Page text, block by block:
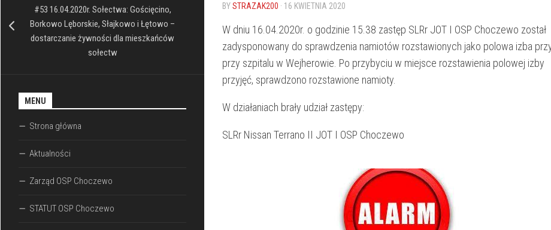
BYSTRAZAK200 · 16 KWIETNIA 2020
W dniu 16.04.2020r. o godzinie 15.38 zastęp SLRr JOT I OSP Choczewo został
zadysponowany do sprawdzenia namiotów rozstawionych jako polowa izba
przy szpitalu w Wejherowie. Po przybyciu w miejsce rozstawienia polowej izby
przyjęć, sprawdzono rozstawione namioty.
W działaniach brały udział zastępy:
SLRr Nissan Terrano II JOT I OSP Choczewo
#53 16.04.2020r. Sołectwa: Gościęcino,
Borkowo Lęborskie, Słajkowo i Łętowo –
dostarczanie żywności dla mieszkańców
sołectw
MENU
Strona główna
Aktualności
Zarząd OSP Choczewo
STATUT OSP Choczewo